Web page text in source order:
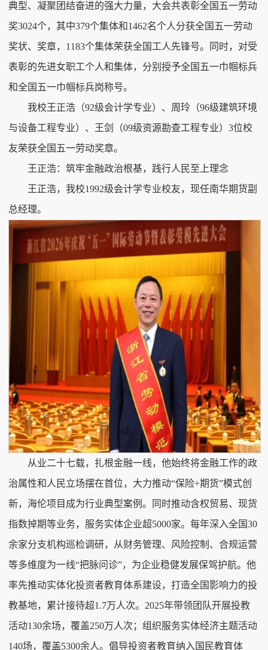
典型、凝聚团结奋进的强大力量，大会共表彰全国五一劳动
奖3024个，其中379个集体和1462名个人分获全国五一劳动
奖状、奖章，1183个集体荣获全国工人先锋号。同时，对受
表彰的先进女职工个人和集体，分别授予全国五一巾帼标兵
和全国五一巾帼标兵岗称号。
我校王正浩（92级会计学专业）、周玲（96级建筑环境
与设备工程专业）、王剑（09级资源勘查工程专业）3位校
友荣获全国五一劳动奖章。
王正浩：筑牢金融政治根基，践行人民至上理念
王正浩，我校1992级会计学专业校友，现任南华期货副
总经理。
从业二十七载，扎根金融一线，他始终将金融工作的政
治属性和人民立场摆在首位，大力推动“保险+期货”模式创
新，海伦项目成为行业典型案例。同时推动含权贸易、现货
指数掉期等业务，服务实体企业超5000家。每年深入全国30
余家分支机构巡检调研，从财务管理、风险控制、合规运营
等多维度为一线“把脉问诊”，为企业稳健发展保驾护航。他
率先推动实体化投资者教育体系建设，打造全国影响力的投
教基地，累计接待超1.7万人次。2025年带领团队开展投教
活动130余场，覆盖250万人次；组织服务实体经济主题活动
140场，覆盖5300余人。倡导投资者教育纳入国民教育体